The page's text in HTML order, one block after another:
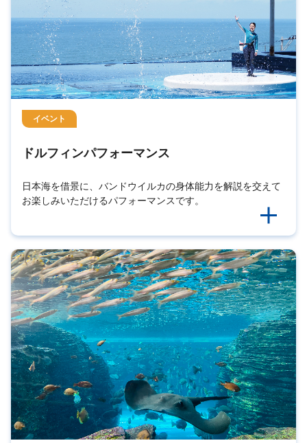
イベント
ドルフィンパフォーマンス
日本海を借景に、バンドウイルカの身体能力を解説を交えて
お楽しみいただけるパフォーマンスです。